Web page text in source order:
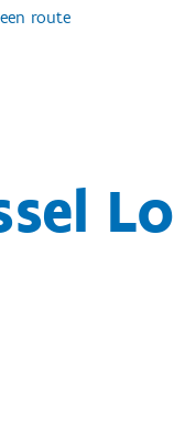
route
Lo